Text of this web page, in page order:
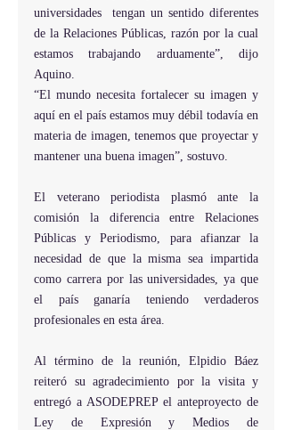
universidades  tengan un sentido diferentes
de la Relaciones Públicas, razón por la cual
estamos trabajando arduamente”, dijo
Aquino.
“El mundo necesita fortalecer su imagen y
aquí en el país estamos muy débil todavía en
materia de imagen, tenemos que proyectar y
mantener una buena imagen”, sostuvo.
El veterano periodista plasmó ante la
comisión la diferencia entre Relaciones
Públicas y Periodismo, para afianzar la
necesidad de que la misma sea impartida
como carrera por las universidades, ya que
el país ganaría teniendo verdaderos
profesionales en esta área.
Al término de la reunión, Elpidio Báez
reiteró su agradecimiento por la visita y
entregó a ASODEPREP el anteproyecto de
Ley de Expresión y Medios de